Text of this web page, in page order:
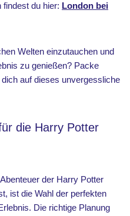
findest du hier: London bei
Welten einzutauchen und
zu genießen? Packe
auf dieses unvergessliche
die Harry Potter
der Harry Potter
ist die Wahl der perfekten
Die richtige Planung